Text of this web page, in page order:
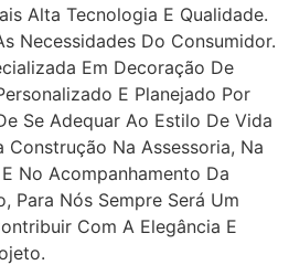
Alta Tecnologia E Qualidade.
Necessidades Do Consumidor.
Em Decoração De
E Planejado Por
Se Adequar Ao Estilo De Vida
Construção Na Assessoria, Na
No Acompanhamento Da
Para Nós Sempre Será Um
Com A Elegância E